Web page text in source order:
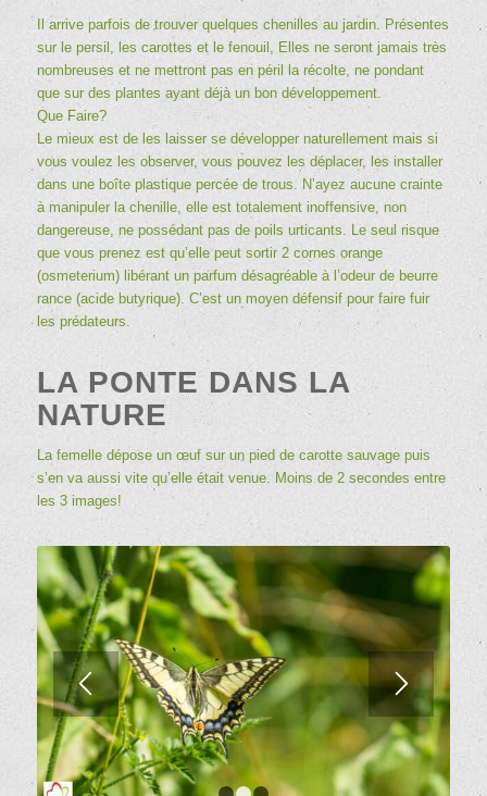
Il arrive parfois de trouver quelques chenilles au jardin. Présentes
sur le persil, les carottes et le fenouil, Elles ne seront jamais très
nombreuses et ne mettront pas en péril la récolte, ne pondant
que sur des plantes ayant déjà un bon développement.
Que Faire?
Le mieux est de les laisser se développer naturellement mais si
vous voulez les observer, vous pouvez les déplacer, les installer
dans une boîte plastique percée de trous. N’ayez aucune crainte
à manipuler la chenille, elle est totalement inoffensive, non
dangereuse, ne possédant pas de poils urticants. Le seul risque
que vous prenez est qu’elle peut sortir 2 cornes orange
(osmeterium) libérant un parfum désagréable à l’odeur de beurre
rance (acide butyrique). C’est un moyen défensif pour faire fuir
les prédateurs.
LA PONTE DANS LA
NATURE
La femelle dépose un œuf sur un pied de carotte sauvage puis
s’en va aussi vite qu’elle était venue. Moins de 2 secondes entre
les 3 images!